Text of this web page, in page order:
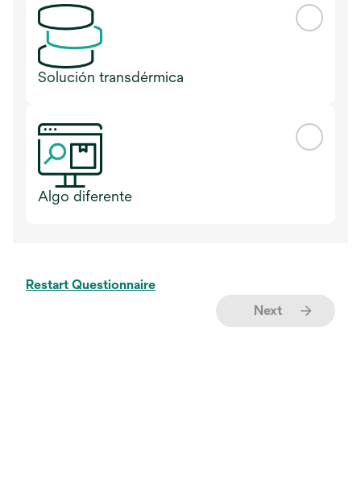
Solución transdérmica
Algo diferente
Restart Questionnaire
Next